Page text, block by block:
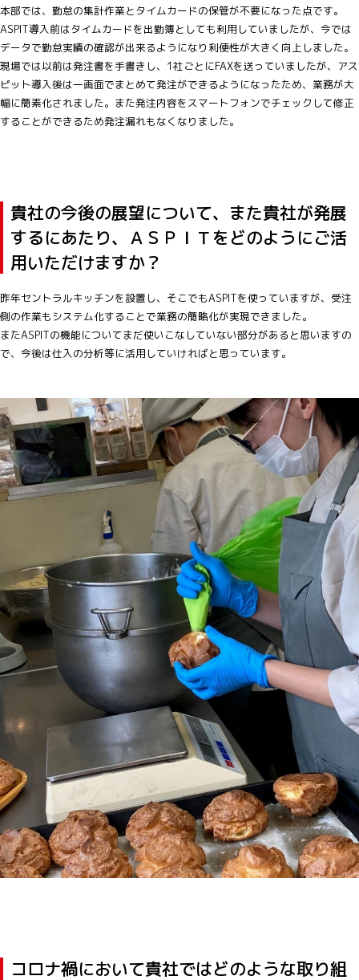
本部では、勤怠の集計作業とタイムカードの保管が不要になった点です。
ASPIT導入前はタイムカードを出勤簿としても利用していましたが、今では
データで勤怠実績の確認が出来るようになり利便性が大きく向上しました。
現場では以前は発注書を手書きし、1社ごとにFAXを送っていましたが、アス
ピット導入後は一画面でまとめて発注ができるようになったため、業務が大
幅に簡素化されました。また発注内容をスマートフォンでチェックして修正
することができるため発注漏れもなくなりました。
貴社の今後の展望について、また貴社が発展
するにあたり、ＡＳＰＩＴをどのようにご活
用いただけますか？
昨年セントラルキッチンを設置し、そこでもASPITを使っていますが、受注
側の作業もシステム化することで業務の簡略化が実現できました。
またASPITの機能についてまだ使いこなしていない部分があると思いますの
で、今後は仕入の分析等に活用していければと思っています。
コロナ禍において貴社ではどのような取り組